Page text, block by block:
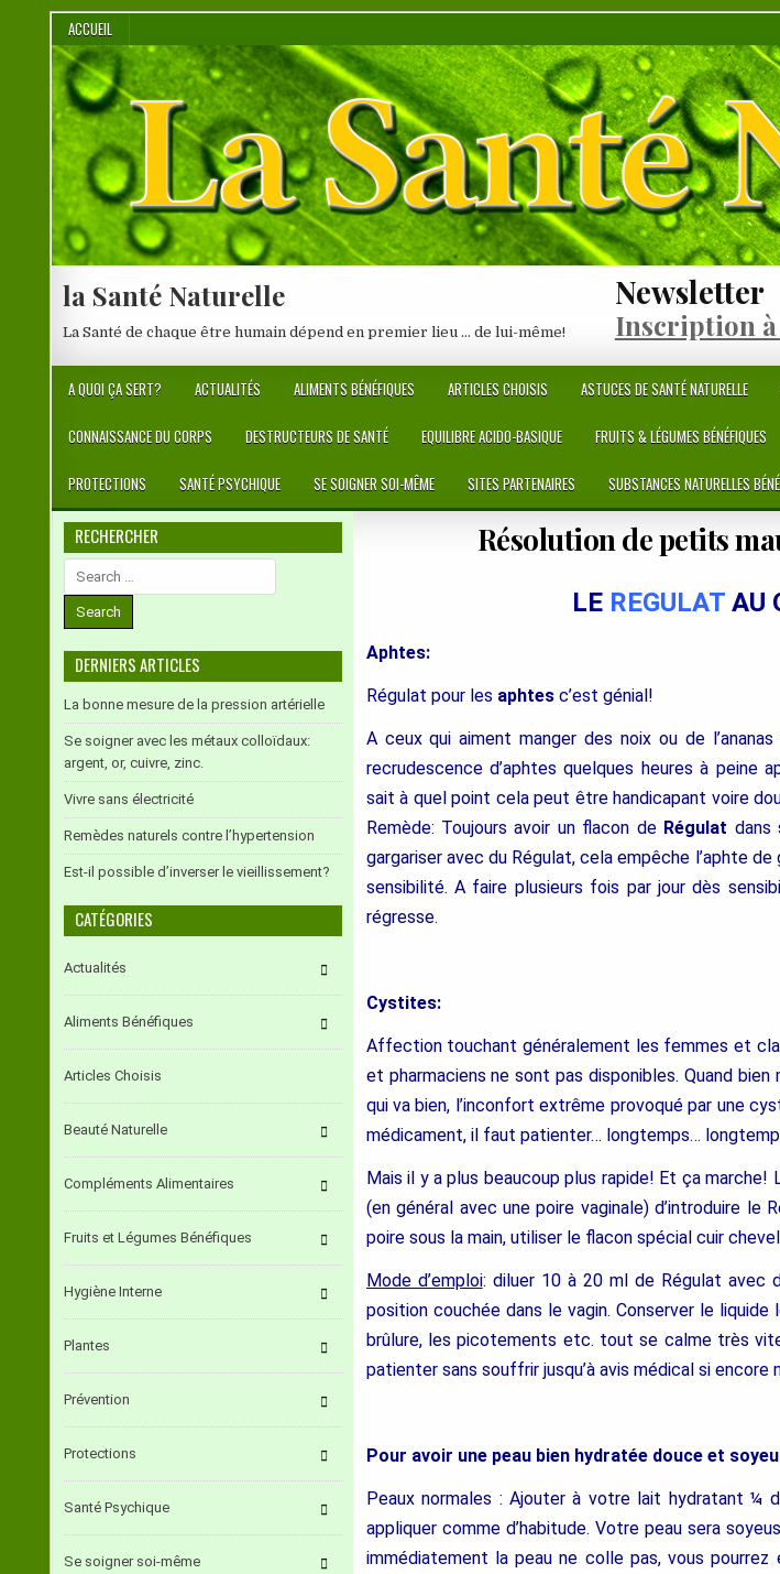
ACCUEIL
la Santé Naturelle
La Santé de chaque être humain dépend en premier lieu … de lui-même!
Newsletter
Inscription
A QUOI ÇA SERT? ACTUALITÉS ALIMENTS BÉNÉFIQUES ARTICLES CHOISIS ASTUCES DE SANTÉ NATURELLE
CONNAISSANCE DU CORPS DESTRUCTEURS DE SANTÉ EQUILIBRE ACIDO-BASIQUE FRUITS & LÉGUMES BÉNÉFIQUES
PROTECTIONS SANTÉ PSYCHIQUE SE SOIGNER SOI-MÊME SITES PARTENAIRES SUBSTANCES NATURELLES
Résolution de petits
LE REGULAT AU
Aphtes:
Régulat pour les aphtes c’est génial!
A ceux qui aiment manger des noix ou de
recrudescence d’aphtes quelques heures à peine
sait à quel point cela peut être handicapant voire
Remède: Toujours avoir un flacon de Régulat dans
gargariser avec du Régulat, cela empêche l’aphte
sensibilité. A faire plusieurs fois par jour dès
régresse.
Cystites:
Affection touchant généralement les femmes et
et pharmaciens ne sont pas disponibles. Quand
qui va bien, l’inconfort extrême provoqué par une
médicament, il faut patienter… longtemps…
Mais il y a plus beaucoup plus rapide! Et ça
(en général avec une poire vaginale) d’introduire le
poire sous la main, utiliser le flacon spécial cuir
Mode d’emploi: diluer 10 à 20 ml de Régulat avec
position couchée dans le vagin. Conserver le
brûlure, les picotements etc. tout se calme très
patienter sans souffrir jusqu’à avis médical si encore
Pour avoir une peau bien hydratée douce et
Peaux normales : Ajouter à votre lait hydratant ¼
appliquer comme d’habitude. Votre peau sera
immédiatement la peau ne colle pas, vous
RECHERCHER
Search
for:
DERNIERS ARTICLES
La bonne mesure de la pression artérielle
Se soigner avec les métaux colloïdaux:
argent, or, cuivre, zinc.
Vivre sans électricité
Remèdes naturels contre l’hypertension
Est-il possible d’inverser le vieillissement?
CATÉGORIES
Actualités
Aliments Bénéfiques
Articles Choisis
Beauté Naturelle
Compléments Alimentaires
Fruits et Légumes Bénéfiques
Hygiène Interne
Plantes
Prévention
Protections
Santé Psychique
Se soigner soi-même